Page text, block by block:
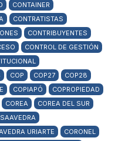
CONTAINER
CONTRATISTAS
CONTRIBUYENTES
CONTROL DE GESTIÓN
COP COP27
COP28
COPIAPÓ
COPROPIEDAD
COREA
COREA DEL SUR
URIARTE
CORONEL